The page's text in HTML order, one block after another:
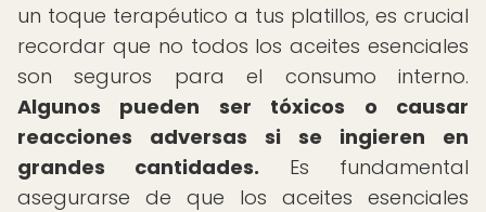
un toque terapéutico a tus platillos, es crucial
recordar que no todos los aceites esenciales
son seguros para el consumo interno.
Algunos pueden ser tóxicos o causar
reacciones adversas si se ingieren en
grandes cantidades. Es fundamental
asegurarse de que los aceites esenciales